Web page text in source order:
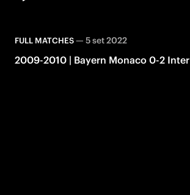
FULL MATCHES— 5 set 2022
2009-2010 | Bayern Monaco 0-2 Inter